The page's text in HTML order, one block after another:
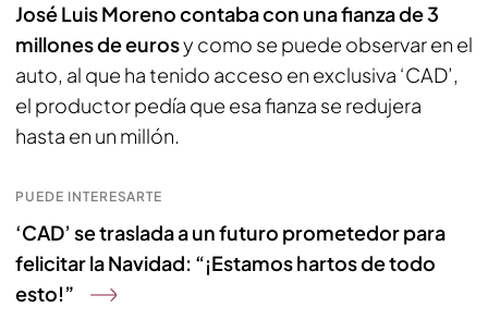
José Luis Moreno contaba con una fianza de 3
millones de eurosy como se puede observar en el
auto, al que ha tenido acceso en exclusiva ‘CAD’,
el productor pedía que esa fianza se redujera
hasta en un millón.
PUEDE INTERESARTE
‘CAD’ se traslada a un futuro prometedor para
felicitar la Navidad: “¡Estamos hartos de todo
esto!”